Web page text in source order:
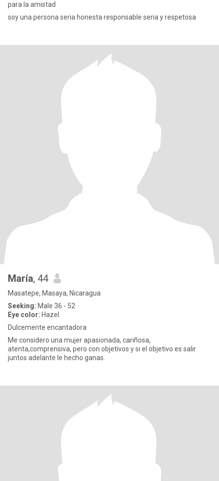
para la amistad
soy una persona seria honesta responsable seria y respetosa
María, 44
Masatepe, Masaya, Nicaragua
Seeking: Male 36 - 52
Eye color: Hazel
Dulcemente encantadora
Me considero una mujer apasionada, cariñosa,
atenta,comprensiva, pero con objetivos y si el objetivo es salir
juntos adelante le hecho ganas.